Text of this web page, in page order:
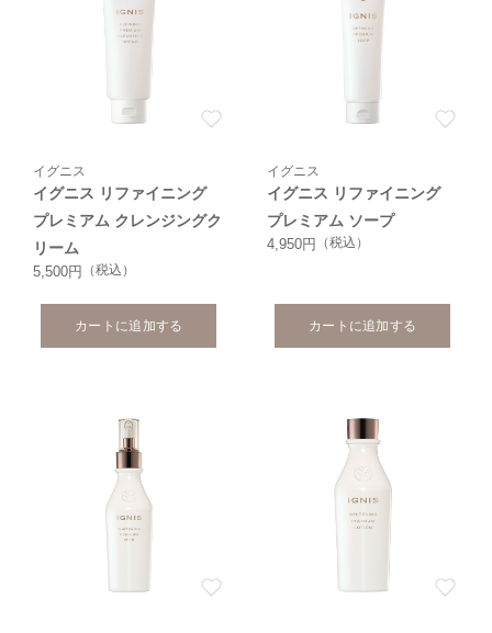
イグニス
イグニス リファイニング
プレミアム クレンジングク
リーム
5,500円 （税込）
カートに追加する
イグニス
イグニス リファイニング
プレミアム ソープ
4,950円 （税込）
カートに追加する